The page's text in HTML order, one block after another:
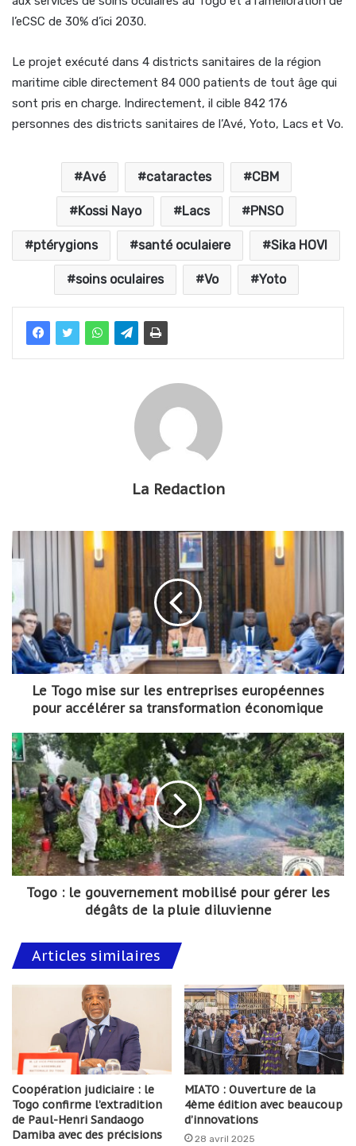
l’eCSC de 30% d’ici 2030.
Le projet exécuté dans 4 districts sanitaires de la région
maritime cible directement 84 000 patients de tout âge qui
sont pris en charge. Indirectement, il cible 842 176
personnes des districts sanitaires de l’Avé, Yoto, Lacs et Vo.
Avé cataractes CBM
Kossi Nayo Lacs PNSO
ptérygions santé oculaiere Sika HOVI
soins oculaires Vo Yoto
La Redaction
Le Togo mise sur les entreprises européennes
pour accélérer sa transformation économique
Togo : le gouvernement mobilisé pour gérer les
dégâts de la pluie diluvienne
Articles similaires
Coopération judiciaire : le
Togo confirme l’extradition
de Paul-Henri Sandaogo
Damiba avec des précisions
MIATO : Ouverture de la
4ème édition avec beaucoup
d’innovations
28 avril 2025